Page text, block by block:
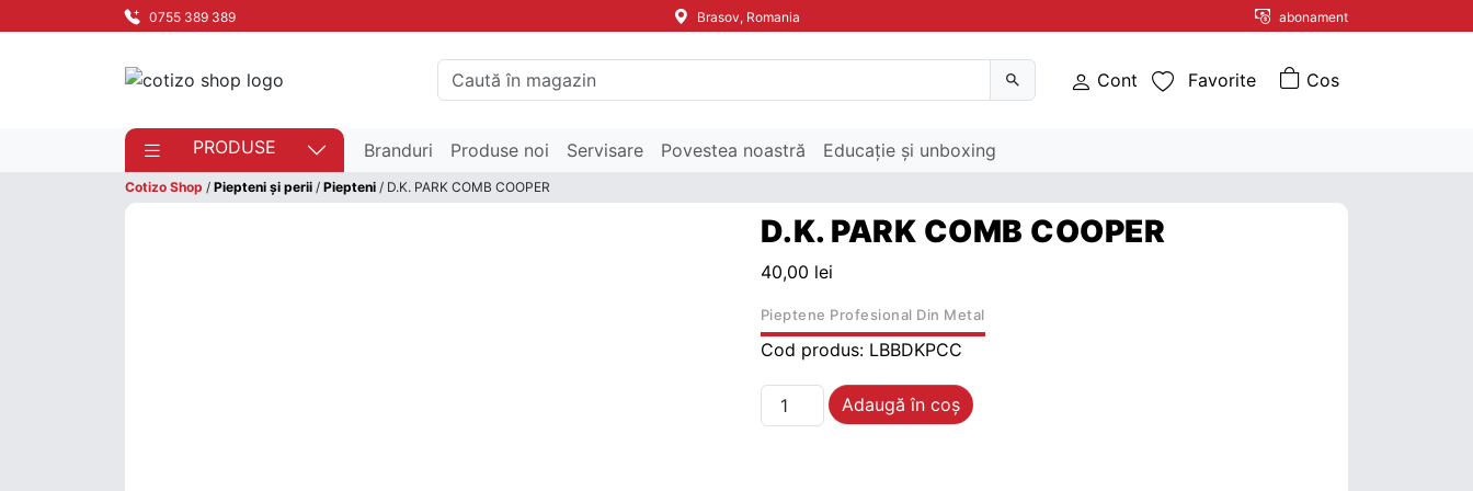
0755 389 389 Brasov, Romania abonament
Cont Favorite
PRODUSE Branduri Produse noi Servisare Povestea noastră Educație și unboxing
Cotizo Shop / Piepteni și perii / Piepteni / D.K. PARK COMB COOPER
D.K. PARK COMB COOPER
40,00 lei
Pieptene Profesional Din Metal
Cod produs: LBBDKPCC
Cantitate D.K. PARK COMB COOPER
Adaugă în coș